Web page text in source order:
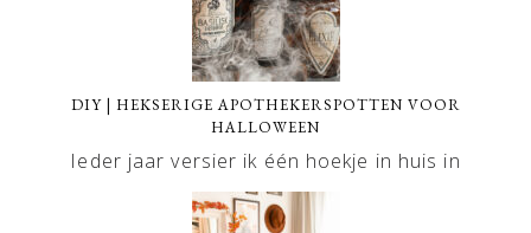
DIY | HEKSERIGE APOTHEKERSPOTTEN VOOR
HALLOWEEN
Ieder jaar versier ik één hoekje in huis in